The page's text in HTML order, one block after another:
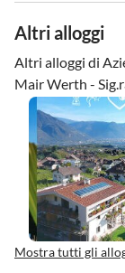
Altri alloggi
Altri alloggi di
Mair Werth -
Mostra tutti gli